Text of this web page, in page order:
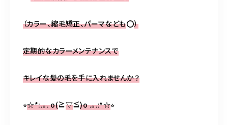
（カラー、縮毛矯正、パーマなども⭕️）
定期的なカラーメンテナンスで
キレイな髪の毛を手に入れませんか？
⭐︎☆*:.｡. o(≧▽≦)o .｡.:*☆⭐︎